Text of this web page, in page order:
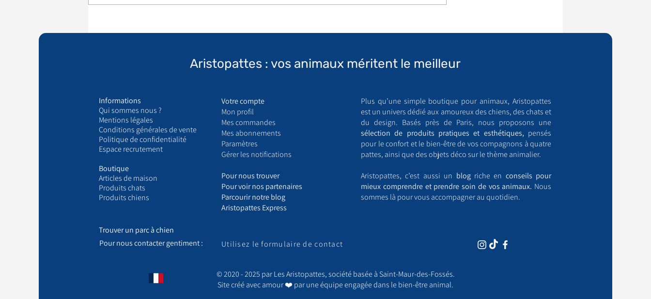
Aristopattes : vos animaux méritent le meilleur
Informations
Qui sommes nous ?
​Mentions légales
Conditions générales de vente
Politique de confidentialité
Espace recrutement
Boutique
Articles de maison
Produits chats
Produits chiens
Votre compte
Mon profil
Mes commandes
Mes abonnements
Paramètres
Gérer les notifications
​Pour nous trouver
Pour voir nos partenaires
Parcourir notre blog
Aristopattes Express
Plus qu’une simple boutique pour animaux, Aristopattes
est un univers dédié aux amoureux des chiens, des chats et
du design. Basés près de Paris, nous proposons une
sélection de produits pratiques et esthétiques, pensés
pour le confort et le bien-être de vos compagnons à quatre
pattes, ainsi que des objets déco sur le thème animalier.
Aristopattes, c’est aussi un blogriche en conseils pour
mieux comprendre et prendre soin de vos animaux. Nous
sommes là pour vous accompagner au quotidien.
Trouver un parc à chien
Pour nous contacter gentiment :
Utilisez le formulaire de contact
© 2020 - 2025 par Les Aristopattes, société basée à Saint-Maur-des-Fossés.​
Site créé avec amour❤️ par une équipe engagée dans le bien-être animal.